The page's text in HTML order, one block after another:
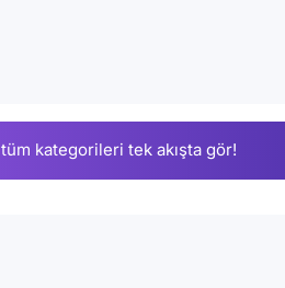
tüm kategorileri tek akışta gör!